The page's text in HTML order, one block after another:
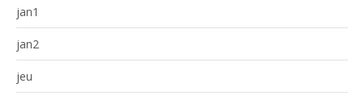
jan1
jan2
jeu